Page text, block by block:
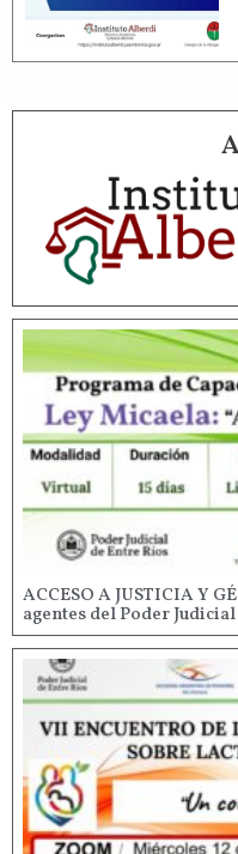
ACCESO A JUSTICIA Y
agentes del Poder Judicial